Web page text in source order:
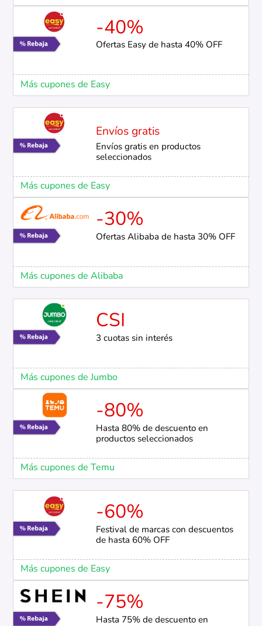
-40%
Ofertas Easy de hasta 40% OFF
Más cupones de Easy
Envíos gratis
Envíos gratis en productos
seleccionados
Más cupones de Easy
-30%
Ofertas Alibaba de hasta 30% OFF
Más cupones de Alibaba
CSI
3 cuotas sin interés
Más cupones de Jumbo
-80%
Hasta 80% de descuento en
productos seleccionados
Más cupones de Temu
-60%
Festival de marcas con descuentos
de hasta 60% OFF
Más cupones de Easy
-75%
Hasta 75% de descuento en